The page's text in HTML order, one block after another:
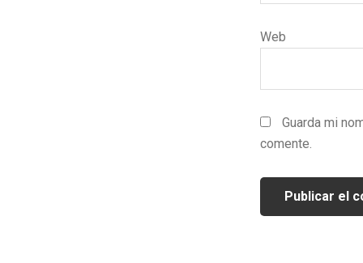
Web
Guarda mi
comente.